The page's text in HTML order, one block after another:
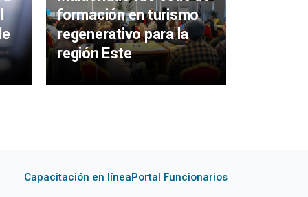
formación en turismo
regenerativo para la
región Este
Capacitación en líneaPortal Funcionarios